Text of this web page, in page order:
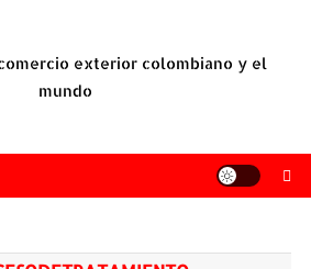
exterior colombiano y el
mundo